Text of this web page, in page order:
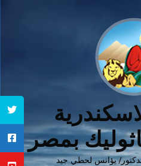
بمصر
يؤانس لحظي جيد